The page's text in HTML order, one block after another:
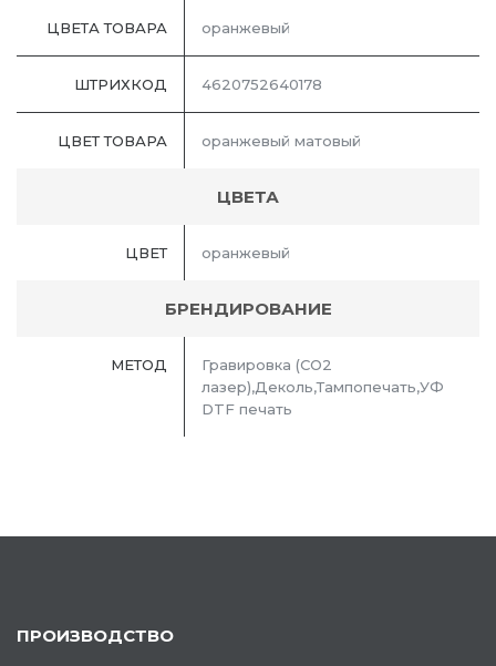
ЦВЕТА ТОВАРА оранжевый
ШТРИХКОД 4620752640178
ЦВЕТ ТОВАРА оранжевый матовый
ЦВЕТА
ЦВЕТ оранжевый
БРЕНДИРОВАНИЕ
МЕТОД
Гравировка (CO2
лазер),Деколь,Тампопечать,УФ
DTF печать
ПРОИЗВОДСТВО